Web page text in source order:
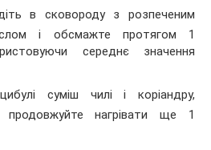
в сковороду з розпеченим
і обсмажте протягом 1
середнє значення
суміш чилі і коріандру,
продовжуйте нагрівати ще 1